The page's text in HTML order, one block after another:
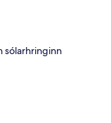
sólarhringinn